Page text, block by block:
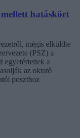
mellett hatáskört
mégis elküldte
(PSZ) a
egyetértettek a
az oktató
poszthoz